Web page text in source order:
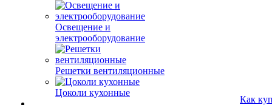
Освещение и
электрооборудование
Решетки вентиляционные
Цоколи кухонные
Как